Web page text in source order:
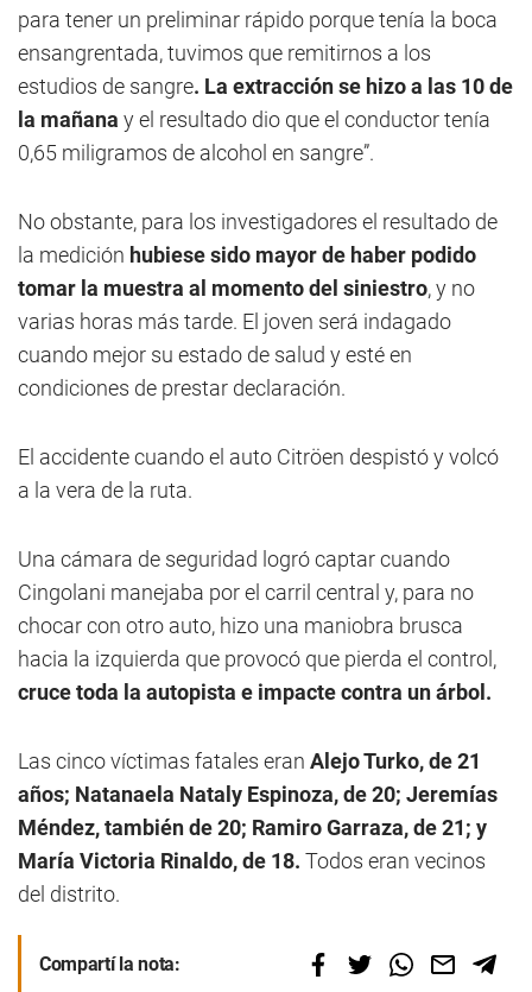
para tener un preliminar rápido porque tenía la boca
ensangrentada, tuvimos que remitirnos a los
estudios de sangre. La extracción se hizo a las 10 de
la mañana y el resultado dio que el conductor tenía
0,65 miligramos de alcohol en sangre”.
No obstante, para los investigadores el resultado de
la medición hubiese sido mayor de haber podido
tomar la muestra al momento del siniestro, y no
varias horas más tarde. El joven será indagado
cuando mejor su estado de salud y esté en
condiciones de prestar declaración.
El accidente cuando el auto Citröen despistó y volcó
a la vera de la ruta.
Una cámara de seguridad logró captar cuando
Cingolani manejaba por el carril central y, para no
chocar con otro auto, hizo una maniobra brusca
hacia la izquierda que provocó que pierda el control,
cruce toda la autopista e impacte contra un árbol.
Las cinco víctimas fatales eran Alejo Turko, de 21
años; Natanaela Nataly Espinoza, de 20; Jeremías
Méndez, también de 20; Ramiro Garraza, de 21; y
María Victoria Rinaldo, de 18. Todos eran vecinos
del distrito.
Compartí la nota: